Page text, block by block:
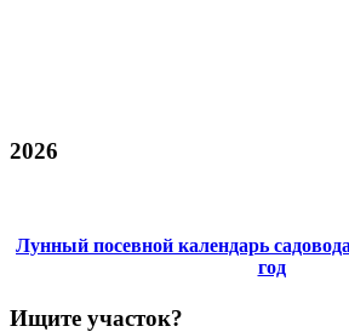
2026
Лунный посевной календарь
год
Ищите участок?